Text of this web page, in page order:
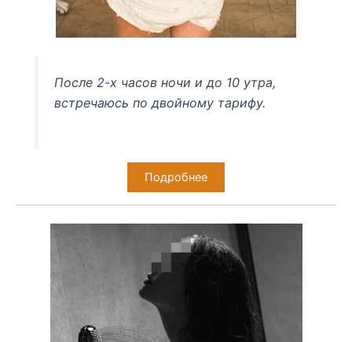
После 2-х часов ночи и до 10 утра,
встречаюсь по двойному тарифу.
Подробнее